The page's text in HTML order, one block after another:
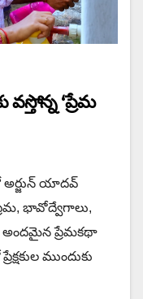
‘ప్రేమ
అర్జున్ యాదవ్
ప్రేమ, భావోద్వేగాలు,
అందమైన ప్రేమకథా
ముందుకు